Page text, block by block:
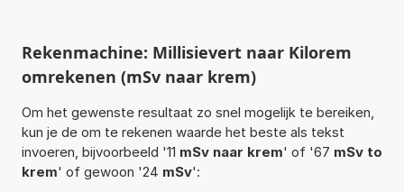
Rekenmachine: Millisievert naar Kilorem
omrekenen (mSv naar krem)
Om het gewenste resultaat zo snel mogelijk te bereiken,
kun je de om te rekenen waarde het beste als tekst
invoeren, bijvoorbeeld '11 mSv naar krem' of '67 mSv to
krem' of gewoon '24 mSv':